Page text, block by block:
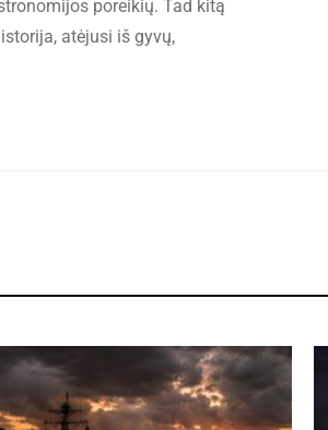
poreikių. Tad kitą
atėjusi iš gyvų,